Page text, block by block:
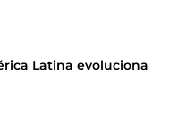
Latina evoluciona